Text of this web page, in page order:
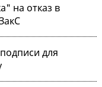
на отказ в
для